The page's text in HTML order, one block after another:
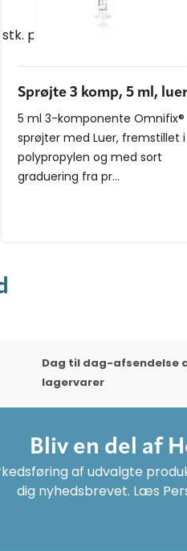
pr. pakke.
Sprøjte 3 komp, 5 ml, luer
5 ml 3-komponente Omnifix®
sprøjter med Luer, fremstillet i
polypropylen og med sort
graduering fra pr...
Dag til dag-afsendelse
lagervarer
Bliv en del af
af udvalgte
dig nyhedsbrevet. Læs